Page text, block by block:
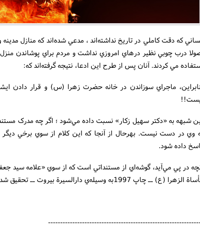
که دقت کاملي در تاريخ نداشته‌اند ، مدعي شده‌اند که منازل
درب چوبي نظير درهاي امروزي نداشت و مردم براي پوشاندن منزل
مي کردند. آنان پس از طرح اين ادعا، نتيجه گرفته‌اند كه:
ماجراي سوزاندن در خانه حضرت زهرا (س) و قرار دادن
شبهه به «دکتر سهيل زکار» نسبت داده مي‌شود ؛ اگر چه مدرک
وي در دست نيست. بهرحال از آنجا که اين کلام از سوي برخي ديگر
داده شود.
در پي مي‌آيد، گوشه‌اي از مستنداتي است که از سوي «علامه سيد
الزهرا (ع) ــ چاپ 1997به وسيله‌ي دارالسيرة بيروت ــ تحقيق شده است :